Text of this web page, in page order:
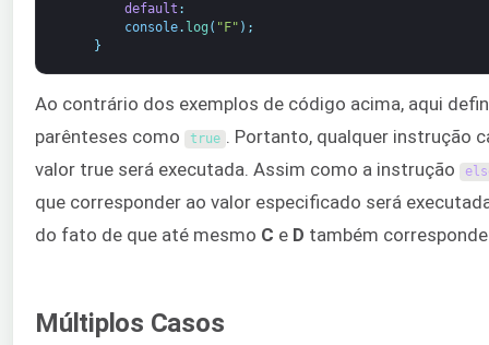
default :
console. log ( "F" ) ;
}
Ao contrário dos exemplos de código acima, aqui
parênteses como
true . Portanto, qualquer instrução
valor true será executada. Assim como a instrução
que corresponder ao valor especificado será
do fato de que até mesmo C e D também
Múltiplos Casos